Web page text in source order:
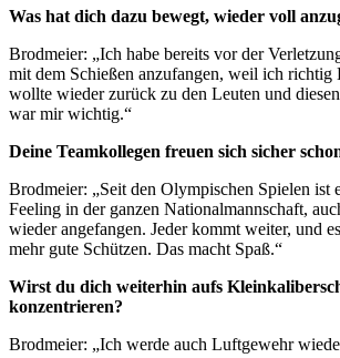
Was hat dich dazu bewegt, wieder voll
Brodmeier: „Ich habe bereits vor der
mit dem Schießen anzufangen, weil ich richtig
wollte wieder zurück zu den Leuten und
war mir wichtig.“
Deine Teamkollegen freuen sich sicher
Brodmeier: „Seit den Olympischen Spielen ist
Feeling in der ganzen Nationalmannschaft,
wieder angefangen. Jeder kommt weiter, und
mehr gute Schützen. Das macht Spaß.“
Wirst du dich weiterhin aufs
konzentrieren?
Brodmeier: „Ich werde auch Luftgewehr